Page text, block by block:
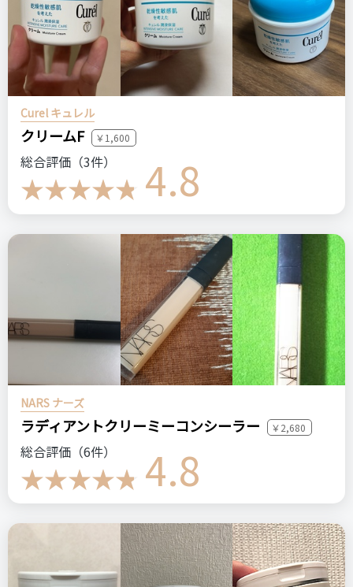
Curel キュレル
クリームF ￥1,600
総合評価（3件） 4.8
NARS ナーズ
ラディアントクリーミーコンシーラー ￥2,680
総合評価（6件） 4.8